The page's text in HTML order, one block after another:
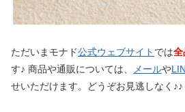
ただいまモナド公式ウェブサイト では全
す♪ 商品や通販については、
メールや
せいただけます。どうぞお見逃しなく♪♪